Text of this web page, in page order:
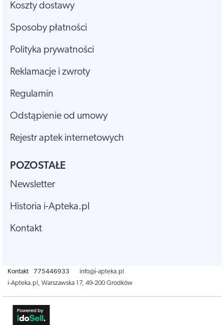
Koszty dostawy
Sposoby płatności
Polityka prywatności
Reklamacje i zwroty
Regulamin
Odstąpienie od umowy
Rejestr aptek internetowych
POZOSTAŁE
Newsletter
Historia i-Apteka.pl
Kontakt
Kontakt 775446933
info@i-apteka.pl
i-Apteka.pl , Warszawska 17, 49-200 Grodków